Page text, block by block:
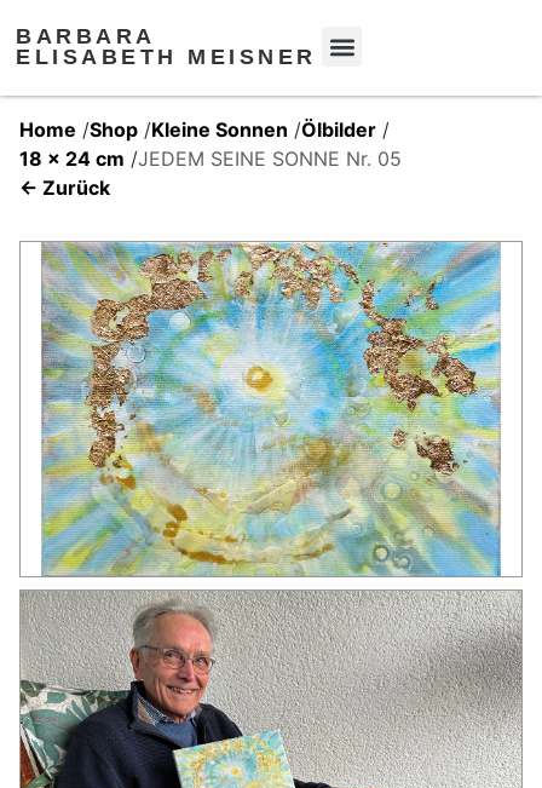
BARBARA
ELISABETH MEISNER
Home /Shop /Kleine Sonnen /Ölbilder /
18 x 24 cm /JEDEM SEINE SONNE Nr. 05
← Zurück